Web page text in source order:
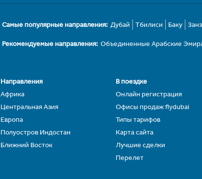
Самые популярные направления: Дубай Тбилиси Баку
Рекомендуемые направления: Объединенные Арабские
Направления
Африка
Центральная Азия
Европа
Полуостров Индостан
Ближний Восток
В поездке
Онлайн регистрация
Офисы продаж flydubai
Типы тарифов
Карта сайта
Лучшие сделки
Перелет